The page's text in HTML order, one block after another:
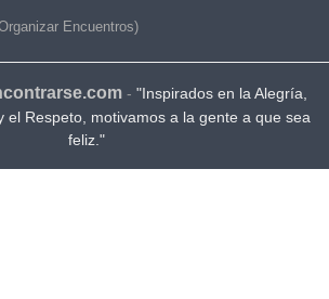
Encuentros)
- "Inspirados en la Alegría,
el Respeto, motivamos a la gente a que sea
feliz."